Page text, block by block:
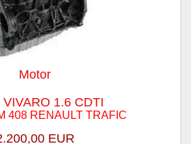
Motor
VIVARO 1.6 CDTI
408 RENAULT TRAFIC
EUR